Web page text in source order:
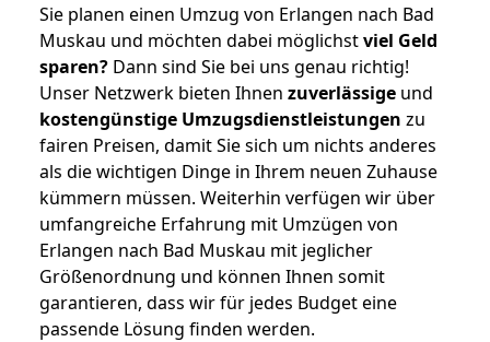
Sie planen einen Umzug von Erlangen nach Bad
Muskau und möchten dabei möglichstviel Geld
sparen? Dann sind Sie bei uns genau richtig!
Unser Netzwerk bieten Ihnen zuverlässige und
kostengünstige Umzugsdienstleistungen zu
fairen Preisen, damit Sie sich um nichts anderes
als die wichtigen Dinge in Ihrem neuen Zuhause
kümmern müssen. Weiterhin verfügen wir über
umfangreiche Erfahrung mit Umzügen von
Erlangen nach Bad Muskau mit jeglicher
Größenordnung und können Ihnen somit
garantieren, dass wir für jedes Budget eine
passende Lösung finden werden.